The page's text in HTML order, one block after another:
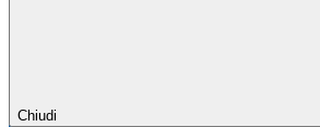
Chiudi